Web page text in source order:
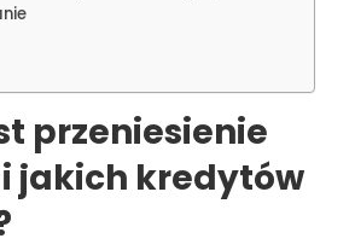
przeniesienie
jakich kredytów